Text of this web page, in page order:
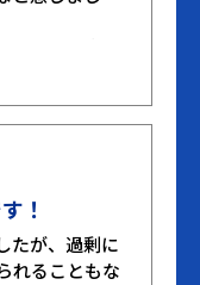
！
たが、過剰に
れることもな